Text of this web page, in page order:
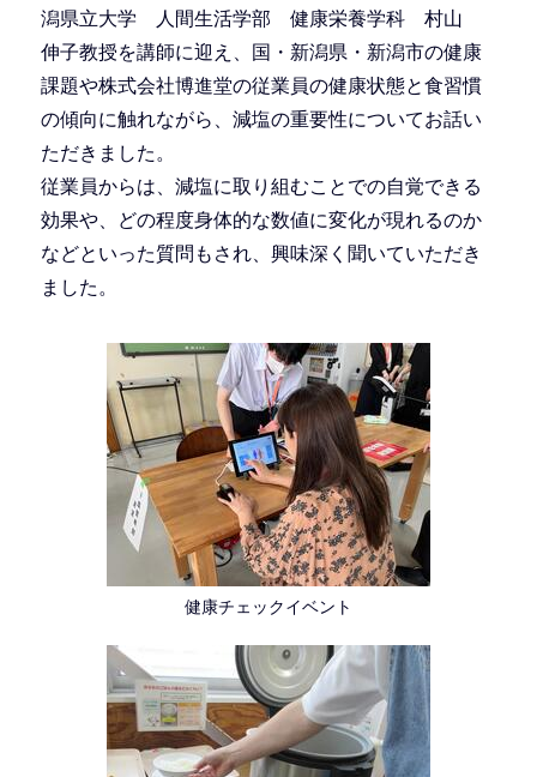
潟県立大学 人間生活学部 健康栄養学科 村山
伸子教授を講師に迎え、国・新潟県・新潟市の健康
課題や株式会社博進堂の従業員の健康状態と食習慣
の傾向に触れながら、減塩の重要性についてお話い
ただきました。
従業員からは、減塩に取り組むことでの自覚できる
効果や、どの程度身体的な数値に変化が現れるのか
などといった質問もされ、興味深く聞いていただき
ました。
健康チェックイベント